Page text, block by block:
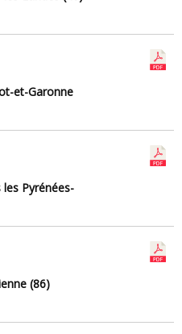
et-Garonne
Pyrénées-
(86)